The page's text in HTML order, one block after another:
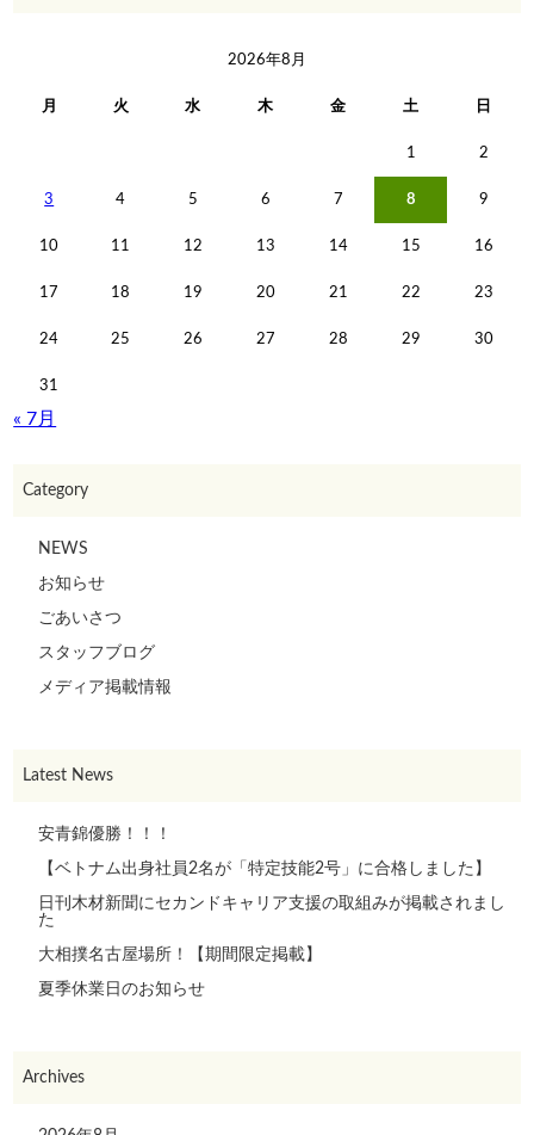
2026年8月
月 火 水 木 金 土 日
1 2
3 4 5 6 7 8 9
10 11 12 13 14 15 16
17 18 19 20 21 22 23
24 25 26 27 28 29 30
31
« 7月
Category
NEWS
お知らせ
ごあいさつ
スタッフブログ
メディア掲載情報
Latest News
安青錦優勝！！！
【ベトナム出身社員2名が「特定技能2号」に合格しました】
日刊木材新聞にセカンドキャリア支援の取組みが掲載されまし
た
大相撲名古屋場所！【期間限定掲載】
夏季休業日のお知らせ
Archives